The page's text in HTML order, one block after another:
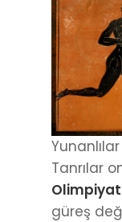
Tanrılar
Olimpiyat
güreş